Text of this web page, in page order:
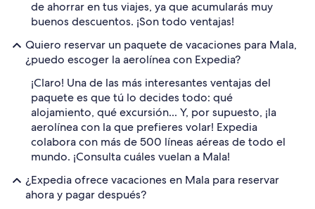
de ahorrar en tus viajes, ya que acumularás muy
buenos descuentos. ¡Son todo ventajas!
Quiero reservar un paquete de vacaciones para Mala,
¿puedo escoger la aerolínea con Expedia?
¡Claro! Una de las más interesantes ventajas del
paquete es que tú lo decides todo: qué
alojamiento, qué excursión... Y, por supuesto, ¡la
aerolínea con la que prefieres volar! Expedia
colabora con más de 500 líneas aéreas de todo el
mundo. ¡Consulta cuáles vuelan a Mala!
¿Expedia ofrece vacaciones en Mala para reservar
ahora y pagar después?